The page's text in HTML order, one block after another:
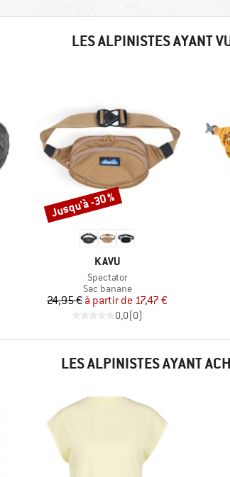
LES ALPINISTES AYANT
MARQUE
KAVU
Article
Spectator
Product group
Sac banane
Prix
24,95 € Prix réduit
à partir de 17,47 €
0,0(0)
Remise
Jusqu'à -30 %
LES ALPINISTES AYANT